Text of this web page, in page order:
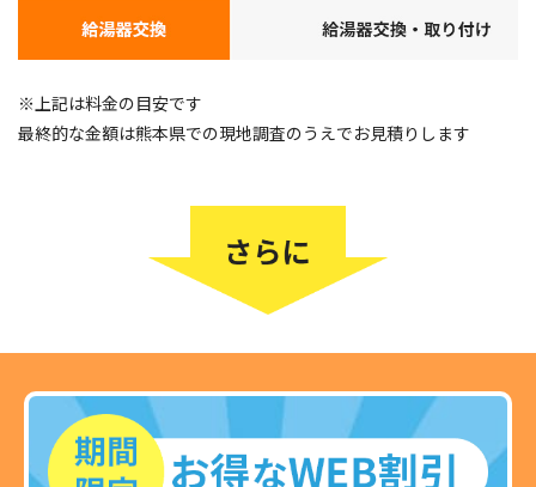
※上記は料金の目安です
最終的な金額は熊本県での現地調査のうえでお見積りします